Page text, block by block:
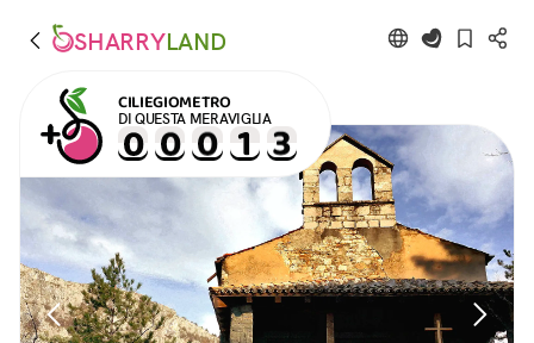
SHARRYLAND
CILIEGIOMETRO
DI QUESTA MERAVIGLIA